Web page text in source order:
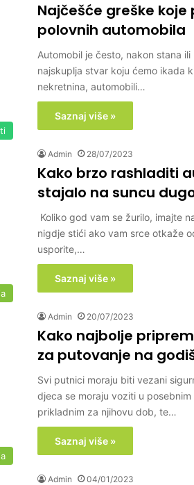
Najčešće greške koje
polovnih automobila
Automobil je često, nakon stana
najskuplja stvar koju ćemo ikada
nekretnina, automobili…
Saznaj više »
Admin 28/07/2023
Kako brzo rashladiti
stajalo na suncu
Koliko god vam se žurilo, imajte
nigdje stići ako vam srce otkaže
usporite,…
Saznaj više »
Admin 20/07/2023
Kako najbolje
za putovanje na
Svi putnici moraju biti vezani
djeca se moraju voziti u posebnim
prikladnim za njihovu dob, te…
Saznaj više »
Admin 04/01/2023